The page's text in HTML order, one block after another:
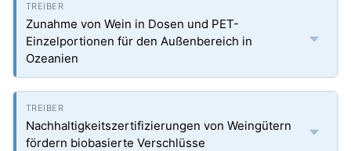
Zunahme von Wein in Dosen und PET-
Einzelportionen für den Außenbereich in
Ozeanien
Nachhaltigkeitszertifizierungen von Weingütern
fördern biobasierte Verschlüsse